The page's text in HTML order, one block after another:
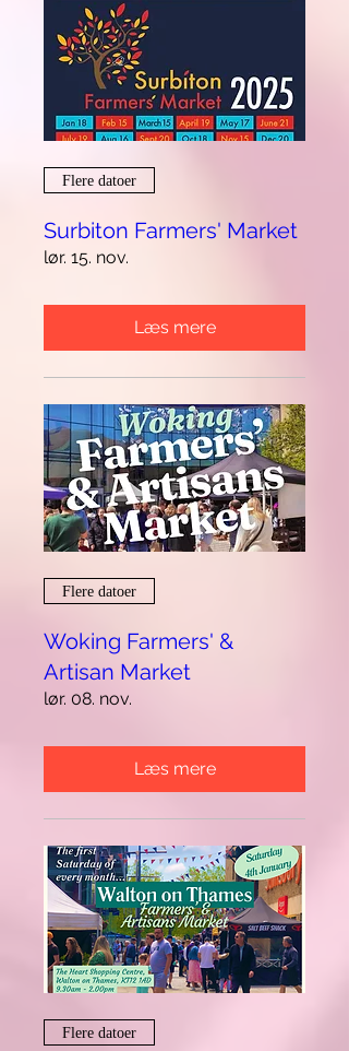
Flere datoer
Surbiton Farmers' Market
lør. 15. nov.
Læs mere
Flere datoer
Woking Farmers' &
Artisan Market
lør. 08. nov.
Læs mere
Flere datoer